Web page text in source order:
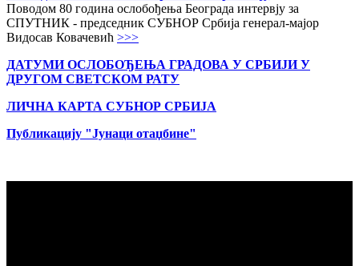
Поводом 80 година ослобођења Београда интервју за
СПУТНИК - председник СУБНОР Србија генерал-мајор
Видосав Ковачевић >>>
ДАТУМИ ОСЛОБОЂЕЊА ГРАДОВА У СРБИЈИ У
ДРУГОМ СВЕТСКОМ РАТУ
ЛИЧНА КАРТА СУБНОР СРБИЈА
Публикацију "Јунаци отаџбине"